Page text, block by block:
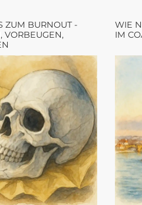
ZUM BURNOUT -
VORBEUGEN,
WIE
IM